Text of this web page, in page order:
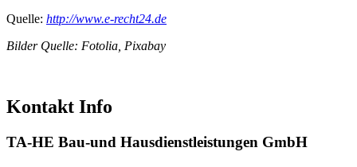
Quelle: http://www.e-recht24.de
Bilder Quelle: Fotolia, Pixabay
Kontakt Info
TA-HE Bau-und Hausdienstleistungen GmbH